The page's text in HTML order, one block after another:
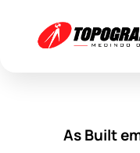
As Built